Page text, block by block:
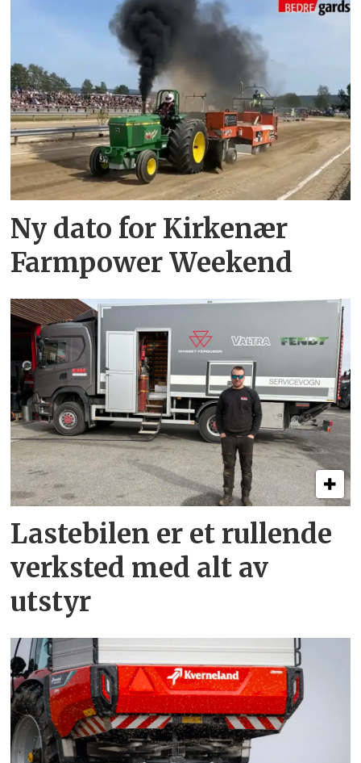
Ny dato for Kirkenær
Farmpower Weekend
Lastebilen er et rullende
verksted med alt av
utstyr